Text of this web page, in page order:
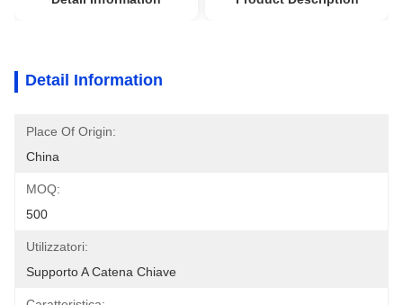
Detail Information
Place Of Origin:
China
MOQ:
500
Utilizzatori:
Supporto A Catena Chiave